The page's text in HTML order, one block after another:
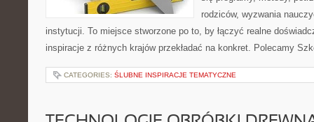
rodziców, wyzwania
instytucji. To miejsce stworzone po to, by łączyć realne
inspiracje z różnych krajów przekładać na konkret. Polecamy
CATEGORIES: ŚLUBNE INSPIRACJE TEMATYCZNE